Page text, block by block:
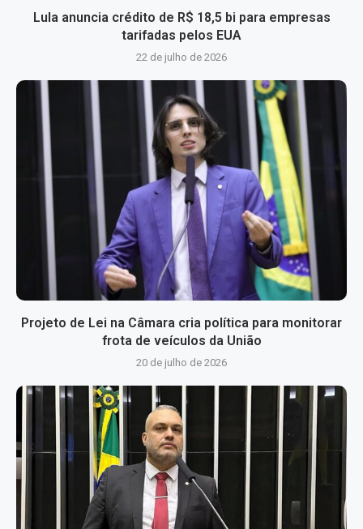
Lula anuncia crédito de R$ 18,5 bi para empresas
tarifadas pelos EUA
22 de julho de 2026
Projeto de Lei na Câmara cria política para monitorar
frota de veículos da União
20 de julho de 2026